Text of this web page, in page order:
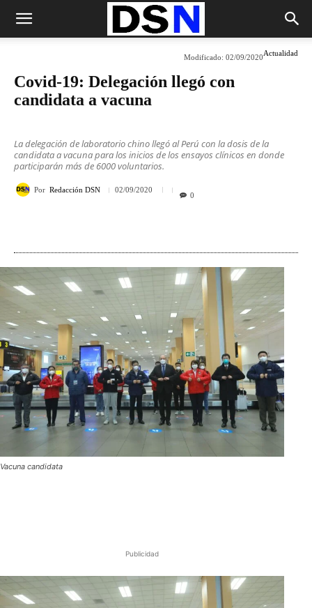
Actualidad
Modificado: 02/09/2020
Covid-19: Delegación llegó con
candidata a vacuna
La delegación de laboratorio chino llegó al Perú con la dosis de la
candidata a vacuna para los inicios de los ensayos clínicos en donde
participarán más de 6000 voluntarios.
Por Redacción DSN 02/09/2020
0
Vacuna candidata
Publicidad